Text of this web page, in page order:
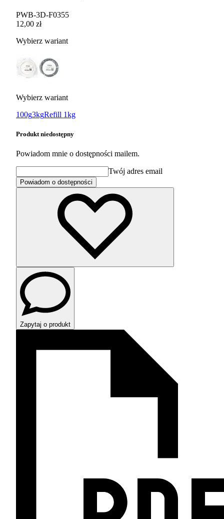
PWB-3D-F0355
12,00 zł
Wybierz wariant
Wybierz wariant
100g3kgRefill 1kg
Produkt niedostępny
Powiadom mnie o dostępności mailem.
Twój adres email
Powiadom o dostępności
Zapytaj o produkt